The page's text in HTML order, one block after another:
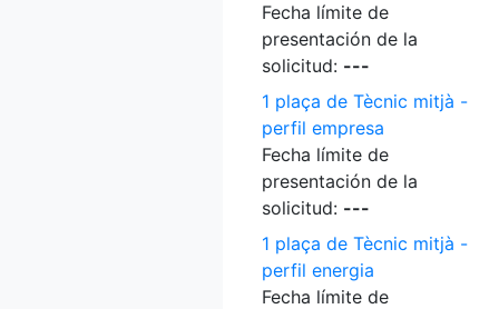
Fecha límite de
presentación de la
solicitud: ---
1 plaça de Tècnic mitjà -
perfil empresa
Fecha límite de
presentación de la
solicitud: ---
1 plaça de Tècnic mitjà -
perfil energia
Fecha límite de